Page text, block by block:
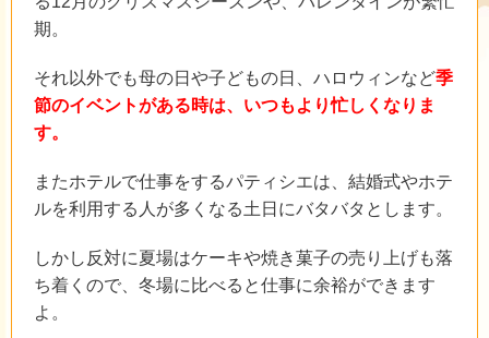
期。
それ以外でも母の日や子どもの日、ハロウィンなど季
節のイベントがある時は、いつもより忙しくなりま
す。
またホテルで仕事をするパティシエは、結婚式やホテ
ルを利用する人が多くなる土日にバタバタとします。
しかし反対に夏場はケーキや焼き菓子の売り上げも落
ち着くので、冬場に比べると仕事に余裕ができます
よ。